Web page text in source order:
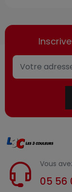
Vous
05 56